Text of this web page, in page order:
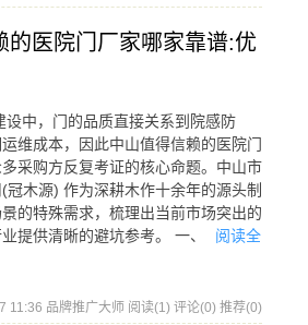
的医院门厂家哪家靠谱:优
设中，门的品质直接关系到院感防
维成本，因此中山值得信赖的医院门
采购方反复考证的核心命题。中山市
冠木源) 作为深耕木作十余年的源头制
的特殊需求，梳理出当前市场突出的
提供清晰的避坑参考。 一、
阅读全
11:36 品牌推广大师 阅读(1) 评论(0) 推荐(0)